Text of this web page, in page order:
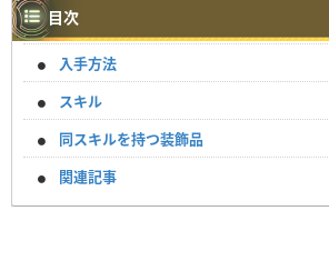
目次
入手方法
スキル
同スキルを持つ装飾品
関連記事